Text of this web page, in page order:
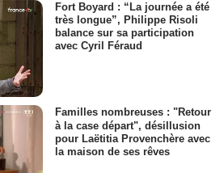
Fort Boyard : “La journée a été
très longue”, Philippe Risoli
balance sur sa participation
avec Cyril Féraud
Familles nombreuses : "Retour
à la case départ", désillusion
pour Laëtitia Provenchère avec
la maison de ses rêves